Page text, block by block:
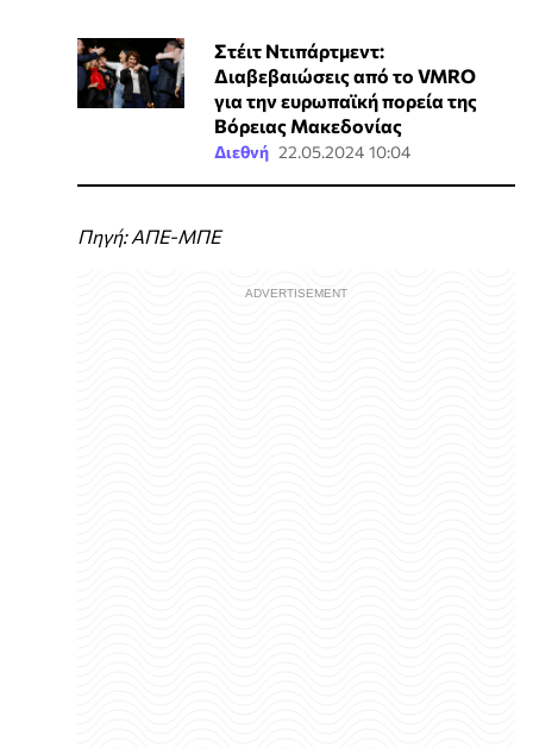
Στέιτ Ντιπάρτμεντ:
Διαβεβαιώσεις από το VMRO
για την ευρωπαϊκή πορεία της
Βόρειας Μακεδονίας
Διεθνή 22.05.2024 10:04
Πηγή: ΑΠΕ-ΜΠΕ